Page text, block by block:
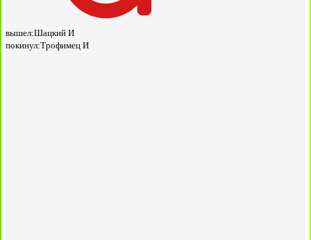
вышел:Шацкий И
покинул:Трофимец И